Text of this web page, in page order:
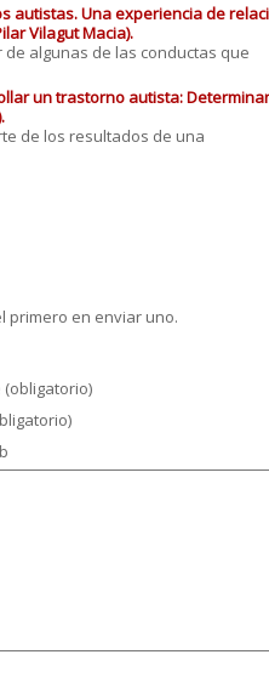
autistas. Una experiencia de
Vilagut Macia).
algunas de las conductas que
un trastorno autista:
de los resultados de una
primero en enviar uno.
(obligatorio)